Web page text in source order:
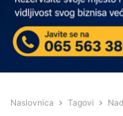
Naslovnica Tagovi